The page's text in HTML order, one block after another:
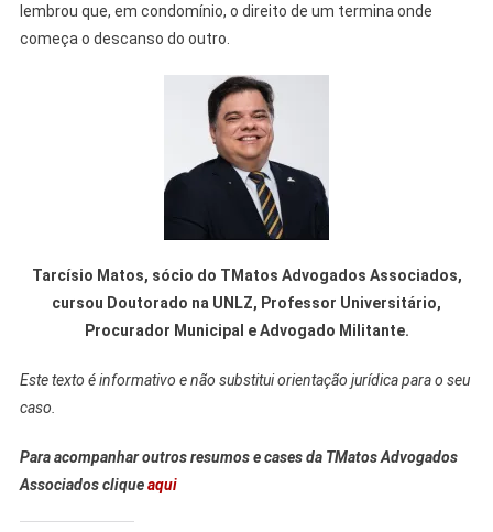
lembrou que, em condomínio, o direito de um termina onde
começa o descanso do outro.
Tarcísio Matos, sócio do TMatos Advogados Associados,
cursou Doutorado na UNLZ, Professor Universitário,
Procurador Municipal e Advogado Militante.
Este texto é informativo e não substitui orientação jurídica para o seu
caso.
Para acompanhar outros resumos e cases da TMatos Advogados
Associados cliqueaqui